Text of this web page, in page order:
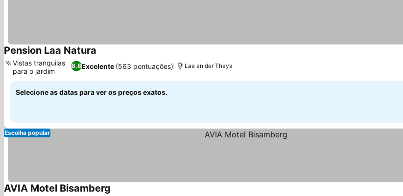
Pension Laa Natura
8,8Excelente (563 pontuações)
Vistas tranquilas
para o jardim
Laa an der Thaya
Selecione as datas para ver os preços exatos.
Escolha popular
AVIA Motel Bisamberg